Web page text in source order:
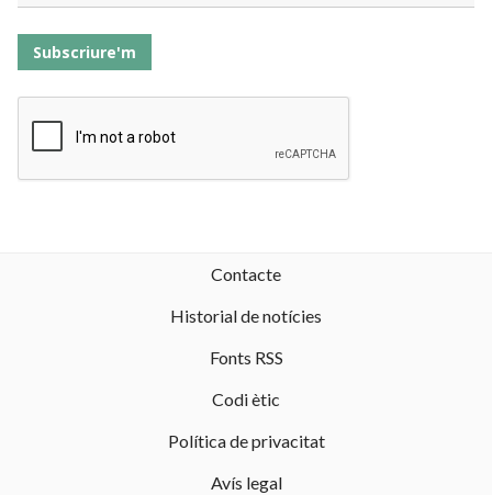
Subscriure'm
Contacte
Historial de notícies
Fonts RSS
Codi ètic
Política de privacitat
Avís legal